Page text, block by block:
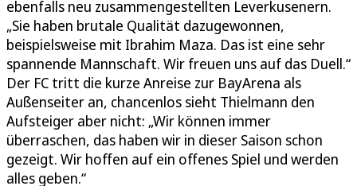
ebenfalls neu zusammengestellten Leverkusenern.
„Sie haben brutale Qualität dazugewonnen,
beispielsweise mit Ibrahim Maza. Das ist eine sehr
spannende Mannschaft. Wir freuen uns auf das Duell.“
Der FC tritt die kurze Anreise zur BayArena als
Außenseiter an, chancenlos sieht Thielmann den
Aufsteiger aber nicht: „Wir können immer
überraschen, das haben wir in dieser Saison schon
gezeigt. Wir hoffen auf ein offenes Spiel und werden
alles geben.“